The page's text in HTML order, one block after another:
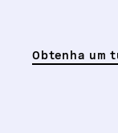
Obtenha um